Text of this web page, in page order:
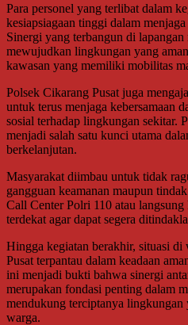
Para personel yang terlibat dalam
kesiapsiagaan tinggi dalam
Sinergi yang terbangun di
mewujudkan lingkungan yang
kawasan yang memiliki mobilitas
Polsek Cikarang Pusat juga
untuk terus menjaga kebersamaan
sosial terhadap lingkungan sekitar.
menjadi salah satu kunci utama
berkelanjutan.
Masyarakat diimbau untuk tidak
gangguan keamanan maupun
Call Center Polri 110 atau
terdekat agar dapat segera
Hingga kegiatan berakhir, situasi
Pusat terpantau dalam keadaan
ini menjadi bukti bahwa sinergi
merupakan fondasi penting dalam
mendukung terciptanya lingkungan
warga.